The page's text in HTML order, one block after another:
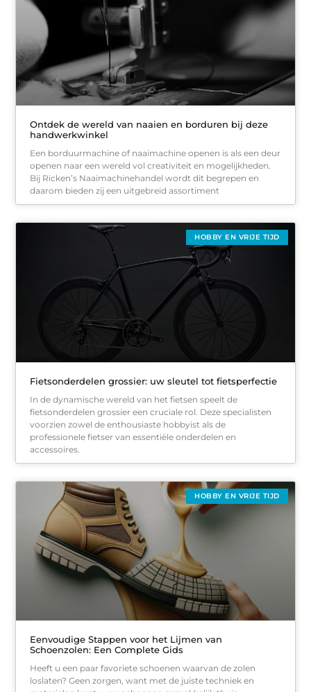
Ontdek de wereld van naaien en borduren bij deze
handwerkwinkel
Een borduurmachine of naaimachine openen is als een deur
openen naar een wereld vol creativiteit en mogelijkheden.
Bij Ricken’s Naaimachinehandel wordt dit begrepen en
daarom bieden zij een uitgebreid assortiment
HOBBY EN VRIJE TIJD
Fietsonderdelen grossier: uw sleutel tot fietsperfectie
In de dynamische wereld van het fietsen speelt de
fietsonderdelen grossier een cruciale rol. Deze specialisten
voorzien zowel de enthousiaste hobbyist als de
professionele fietser van essentiële onderdelen en
accessoires.
HOBBY EN VRIJE TIJD
Eenvoudige Stappen voor het Lijmen van
Schoenzolen: Een Complete Gids
Heeft u een paar favoriete schoenen waarvan de zolen
loslaten? Geen zorgen, want met de juiste techniek en